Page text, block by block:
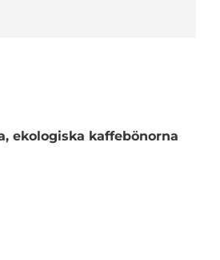
ekologiska kaffebönorna